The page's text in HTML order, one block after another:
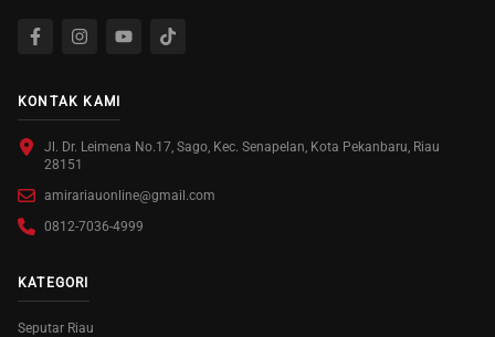
KONTAK KAMI
Jl. Dr. Leimena No.17, Sago, Kec. Senapelan, Kota Pekanbaru, Riau
28151
amirariauonline@gmail.com
0812-7036-4999
KATEGORI
Seputar Riau